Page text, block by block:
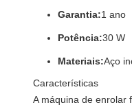
Garantia:1 ano
Potência:30 W
Materiais:Aço
Características
A máquina de enrolar